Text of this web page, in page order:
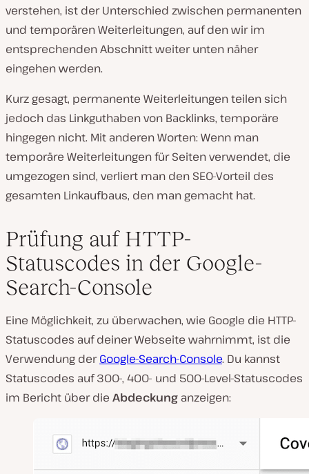
verstehen, ist der Unterschied zwischen permanenten
und temporären Weiterleitungen, auf den wir im
entsprechenden Abschnitt weiter unten näher
eingehen werden.
Kurz gesagt, permanente Weiterleitungen teilen sich
jedoch das Linkguthaben von Backlinks, temporäre
hingegen nicht. Mit anderen Worten: Wenn man
temporäre Weiterleitungen für Seiten verwendet, die
umgezogen sind, verliert man den SEO-Vorteil des
gesamten Linkaufbaus, den man gemacht hat.
Prüfung auf HTTP-
Statuscodes in der Google-
Search-Console
Eine Möglichkeit, zu überwachen, wie Google die HTTP-
Statuscodes auf deiner Webseite wahrnimmt, ist die
Verwendung derGoogle-Search-Console. Du kannst
Statuscodes auf 300-, 400- und 500-Level-Statuscodes
im Bericht über die Abdeckung anzeigen: